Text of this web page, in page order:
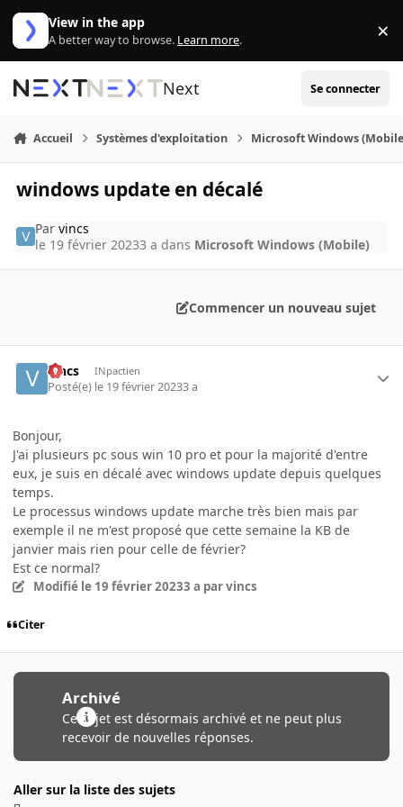
Aller au contenu
View in the app
A better way to browse. Learn more. ×
Next Se connecter
Accueil Systèmes d'exploitation Microsoft Windows
windows update en décalé
Parvincs
le 19 février 20233 a dans Microsoft Windows (Mobile)
Commencer un nouveau sujet
vincs INpactien
Posté(e) le 19 février 20233 a
Bonjour,
J'ai plusieurs pc sous win 10 pro et pour la majorité d'entre
eux, je suis en décalé avec windows update depuis quelques
temps.
Le processus windows update marche très bien mais par
exemple il ne m'est proposé que cette semaine la KB de
janvier mais rien pour celle de février?
Est ce normal?
Modifié le 19 février 20233 a par vincs
Citer
Archivé
Ce sujet est désormais archivé et ne peut plus
recevoir de nouvelles réponses.
Aller sur la liste des sujets